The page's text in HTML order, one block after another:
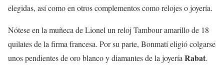
elegidas, así como en otros complementos como relojes o joyería.
Nótese en la muñeca de Lionel un reloj Tambour amarillo de 18
quilates de la firma francesa. Por su parte, Bonmatí eligió colgarse
unos pendientes de oro blanco y diamantes de la joyeríaRabat.